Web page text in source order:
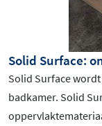
Solid Surface:
Solid Surface
badkamer. Solid